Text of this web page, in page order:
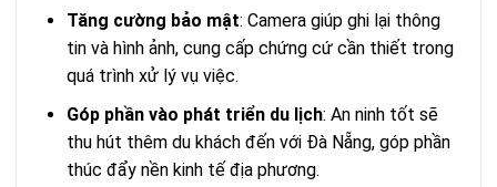
Tăng cường bảo mật: Camera giúp ghi lại thông
tin và hình ảnh, cung cấp chứng cứ cần thiết trong
quá trình xử lý vụ việc.
Góp phần vào phát triển du lịch: An ninh tốt sẽ
thu hút thêm du khách đến với Đà Nẵng, góp phần
thúc đẩy nền kinh tế địa phương.